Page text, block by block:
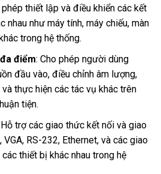
phép thiết lập và điều khiển các kết
nhau như máy tính, máy chiếu, màn
trong hệ thống.
điểm: Cho phép người dùng
đầu vào, điều chỉnh âm lượng,
thực hiện các tác vụ khác trên
tiện.
trợ các giao thức kết nối và giao
RS-232, Ethernet, và các giao
thiết bị khác nhau trong hệ